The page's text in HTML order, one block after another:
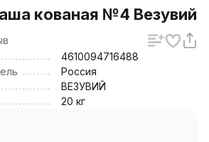
кованая №4 Везувий
4610094716488
Россия
ВЕЗУВИЙ
20 кг